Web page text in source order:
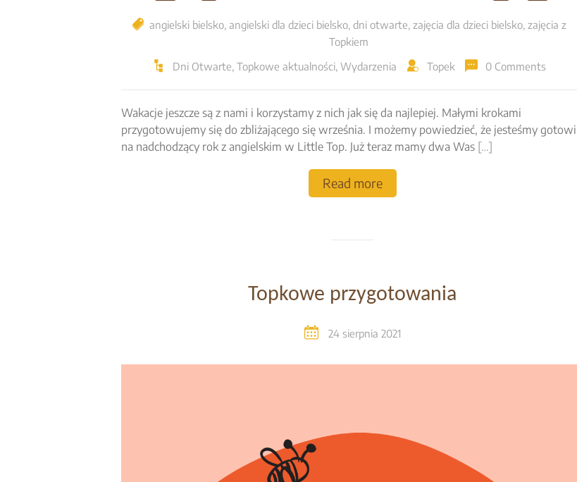
angielski bielsko, angielski dla dzieci bielsko, dni otwarte, zajęcia dla dzieci bielsko, zajęcia z
Topkiem
Dni Otwarte, Topkowe aktualności, Wydarzenia Topek 0 Comments
Wakacje jeszcze są z nami i korzystamy z nich jak się da najlepiej. Małymi krokami
przygotowujemy się do zbliżającego się września. I możemy powiedzieć, że jesteśmy gotowi
na nadchodzący rok z angielskim w Little Top. Już teraz mamy dwa Was […]
Read more
Topkowe przygotowania
24 sierpnia 2021